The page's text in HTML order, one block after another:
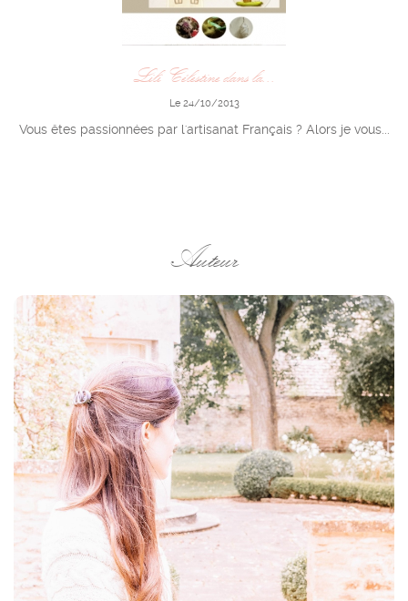
Lili Célestine dans la...
Le 24/10/2013
Vous êtes passionnées par l'artisanat Français ? Alors je vous...
Auteur